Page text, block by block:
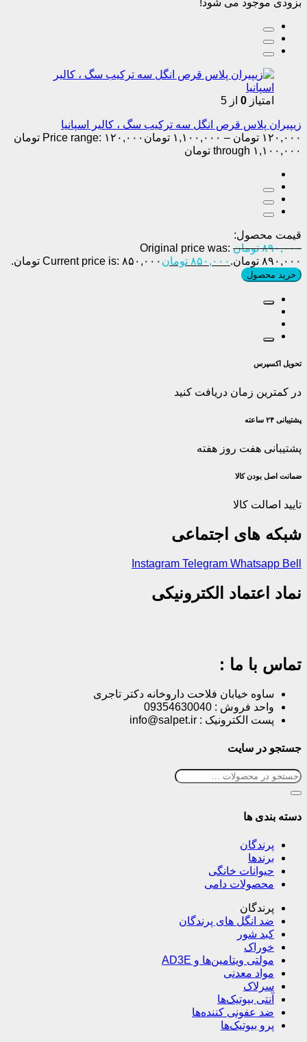
بزودی موجود می شود!
امتیاز 0 از 5
زیپیران پلاس قرص انگل سه ترکیب سگ ، کالیر اسپانیا
۱۲۰,۰۰۰ تومان – ۱,۱۰۰,۰۰۰ تومان
Price range: ۱۲۰,۰۰۰ تومان
through ۱,۱۰۰,۰۰۰ تومان
قیمت محصول:
۸۹۰,۰۰۰ تومان Original price was:
۸۹۰,۰۰۰ تومان.
۸۵۰,۰۰۰ تومان Current price is: ۸۵۰,۰۰۰ تومان.
خرید محصول
تحویل اکسپرس
در کمترین زمان دریافت کنید
پشتیبانی ۲۴ ساعته
پشتیبانی هفت روز هفته
ضمانت اصل‌ بودن کالا
تایید اصالت کالا
شبکه های اجتماعی
Instagram Telegram Whatsapp Bell
نماد اعتماد الکترونیکی
تماس با ما :
ساوه خیابان فلاحت داروخانه دکتر تاجری
واحد فروش : 09354630040
پست الکترونیک : info@salpet.ir
جستجو در سایت
دسته بندی ها
پرندگان
برندها
حیوانات خانگی
محصولات دامی
پرندگان
ضد انگل های پرندگان
کبد شور
خوراک
مولتی ویتامین‌ها و AD3E
مواد معدنی
سرلاک
آنتی بیوتیک‌ها
ضد عفونی کننده‌ها
پرو بیوتیک‌ها